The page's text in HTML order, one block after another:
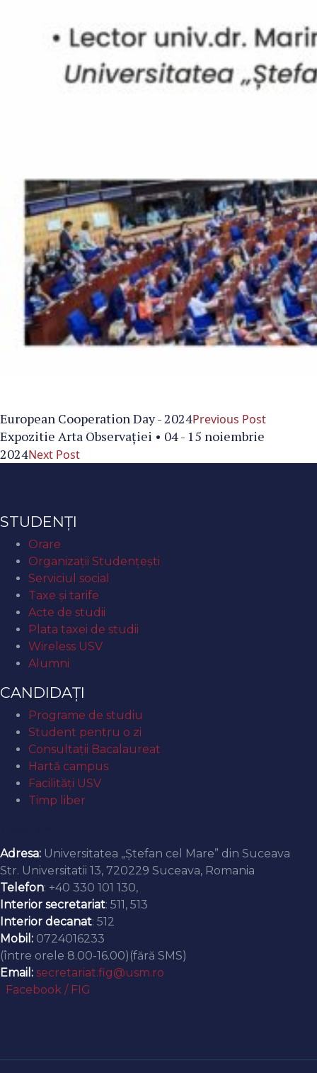
European Cooperation Day - 2024Previous Post
Expozitie Arta Observației • 04 - 15 noiembrie
2024Next Post
STUDENȚI
Orare
Organizaţii Studenţeşti
Serviciul social
Taxe și tarife
Acte de studii
Plata taxei de studii
Wireless USV
Alumni
CANDIDAȚI
Programe de studiu
Student pentru o zi
Consultații Bacalaureat
Hartă campus
Facilități USV
Timp liber
Adresa: Universitatea „Ștefan cel Mare” din Suceava
Str. Universitatii 13, 720229 Suceava, Romania
Telefon: +40 330 101 130,
Interior secretariat: 511, 513
Interior decanat: 512
Mobil: 0724016233
(între orele 8.00-16.00)(fără SMS)
Email: secretariat.fig@usm.ro
Facebook / FIG